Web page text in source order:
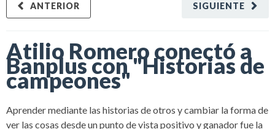
SIGUIENTE
ANTERIOR
Atilio Romero conectó a
Banplus con "Historias de
campeones"
Aprender mediante las historias de otros y cambiar la forma de
ver las cosas desde un punto de vista positivo y ganador fue la